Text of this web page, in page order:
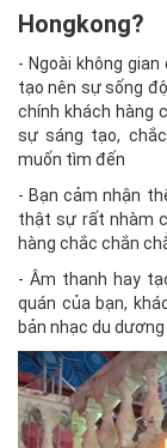
Hongkong?
- Ngoài không
tạo nên sự sống
chính khách hàng
sự sáng tạo,
muốn tìm đến
- Bạn cảm nhận
thật sự rất nhàm
hàng chắc chắn
- Âm thanh hay
quán của bạn,
bản nhạc du dương